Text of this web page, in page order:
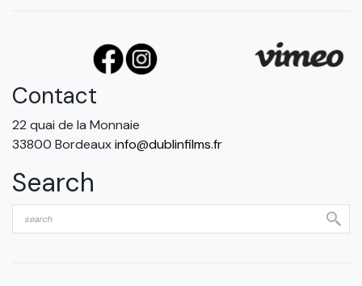
Contact
22 quai de la Monnaie
33800 Bordeauxinfo@dublinfilms.fr
Search